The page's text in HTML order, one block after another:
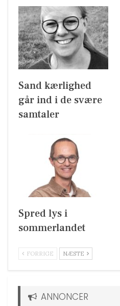
Sand kærlighed
går ind i de svære
samtaler
Spred lys i
sommerlandet
FORRIGE NÆSTE
ANNONCER